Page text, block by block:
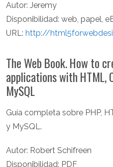
Autor: Jeremy
Disponibilidad: web, papel,
URL: http://
The Web Book. How to
applications with HTML,
MySQL
Guía completa sobre PHP,
y MySQL.
Autor: Robert Schifreen
Disponibilidad: PDF